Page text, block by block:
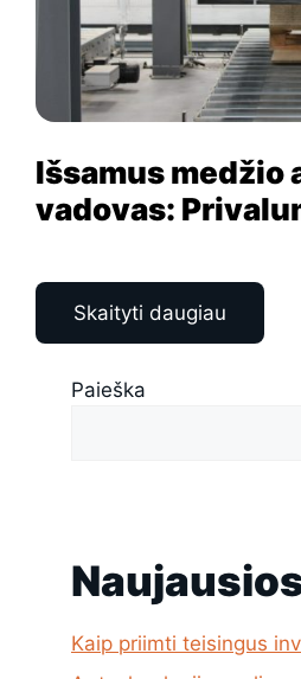
Išsamus
vadovas:
Skaityti daugiau
Paieška
Kaip priimti teisingus